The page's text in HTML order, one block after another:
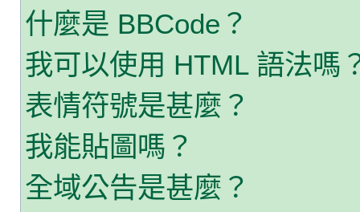
什麼是 BBCode？
我可以使用 HTML 語法嗎
表情符號是甚麼？
我能貼圖嗎？
全域公告是甚麼？